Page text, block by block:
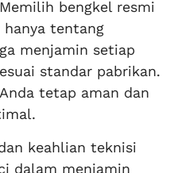
bengkel resmi
hanya tentang
menjamin setiap
standar pabrikan.
tetap aman dan
keahlian teknisi
dalam menjamin